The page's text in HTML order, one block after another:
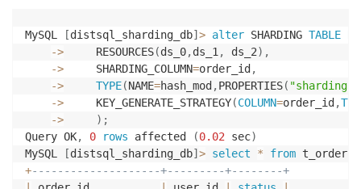
MySQL [distsql_sharding_db] > alter SHARDING TABLE
->
     RESOURCES
(ds_0,ds_1, ds_2) ,
->
     SHARDING_COLUMN
=order_id ,
-> TYPE(NAME=hash_mod ,PROPERTIES( "sharding-
->
     KEY_GENERATE_STRATEGY
(COLUMN=order_id ,
-> ) ;
Query OK, 0 rows affected (0.02 sec)
MySQL
[distsql_sharding_db] > select * from t_order
+--------------------+---------+--------+